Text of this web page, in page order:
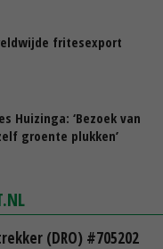
fritesexport
Huizinga: ‘Bezoek van
groente plukken’
(DRO) #705202